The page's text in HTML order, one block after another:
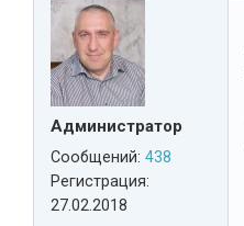
Администратор
Сообщений: 438
Регистрация:
27.02.2018